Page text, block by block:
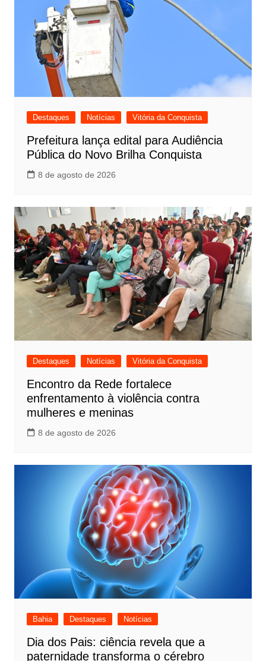
Destaques Notícias Vitória da Conquista
Prefeitura lança edital para Audiência
Pública do Novo Brilha Conquista
8 de agosto de 2026
Destaques Notícias Vitória da Conquista
Encontro da Rede fortalece
enfrentamento à violência contra
mulheres e meninas
8 de agosto de 2026
Bahia Destaques Notícias
Dia dos Pais: ciência revela que a
paternidade transforma o cérebro